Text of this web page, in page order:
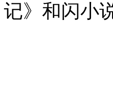
记》和闪小